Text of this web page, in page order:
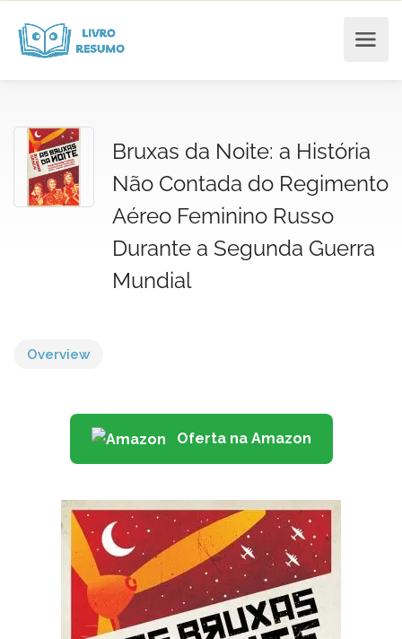
Bruxas da Noite: a História
Não Contada do Regimento
Aéreo Feminino Russo
Durante a Segunda Guerra
Mundial
Overview
Oferta na Amazon